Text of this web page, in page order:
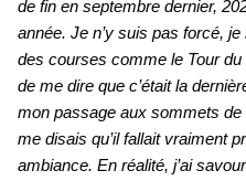
de fin en septembre dernier,
année. Je n’y suis pas forcé,
des courses comme le Tour
de me dire que c’était la
mon passage aux sommets
me disais qu’il fallait vraiment
ambiance. En réalité, j’ai